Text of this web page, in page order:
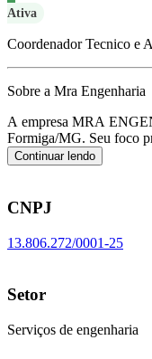
Ativa
Coordenador Tecnico e
Sobre a Mra Engenharia
A empresa MRA
Formiga/MG. Seu foco
Continuar lendo
CNPJ
13.806.272/0001-25
Setor
Serviços de engenharia